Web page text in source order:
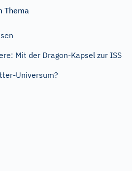
Thema
Mit der Dragon-Kapsel zur ISS
Universum?